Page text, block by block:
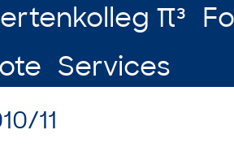
π³
Services
11